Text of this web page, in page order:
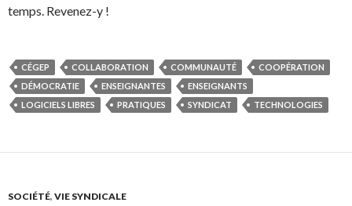
temps. Revenez-y !
CÉGEP COLLABORATION COMMUNAUTÉ
COOPÉRATION
DÉMOCRATIE
ENSEIGNANTES
ENSEIGNANTS
LOGICIELS LIBRES
PRATIQUES SYNDICAT TECHNOLOGIES
SOCIÉTÉ, VIE SYNDICALE